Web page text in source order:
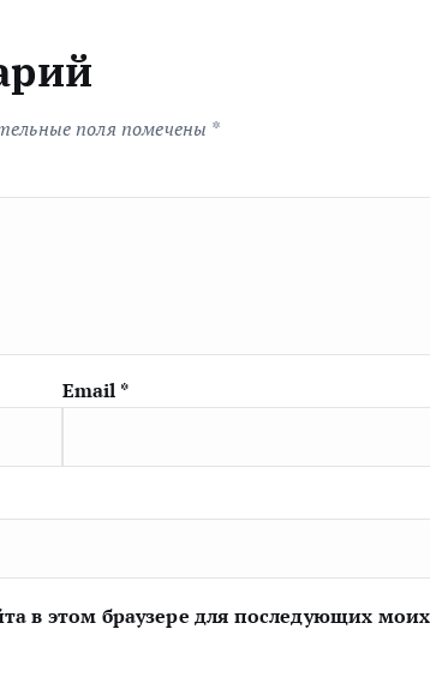
поля помечены *
Email *
в этом браузере для последующих моих